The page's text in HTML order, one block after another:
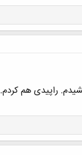
راپیدی هم کردم.